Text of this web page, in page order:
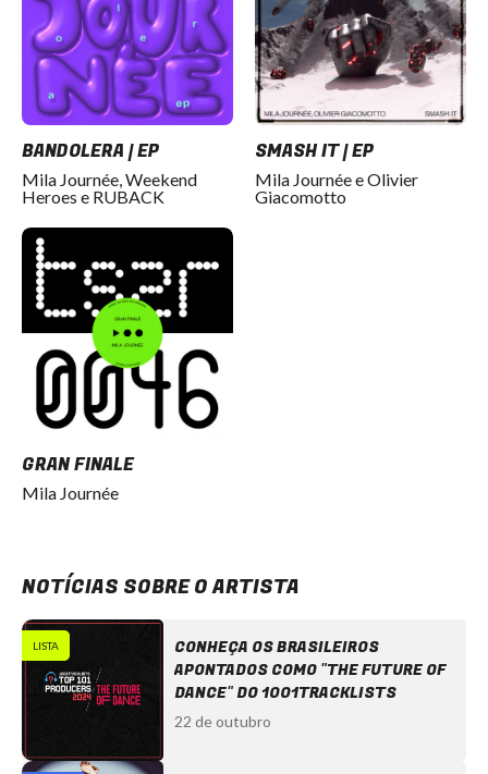
BANDOLERA | EP
Mila Journée, Weekend
Heroes e RUBACK
SMASH IT | EP
Mila Journée e Olivier
Giacomotto
GRAN FINALE
Mila Journée
NOTÍCIAS SOBRE O ARTISTA
LISTA
CONHEÇA OS BRASILEIROS
APONTADOS COMO "THE FUTURE OF
DANCE" DO 1001TRACKLISTS
22 de outubro